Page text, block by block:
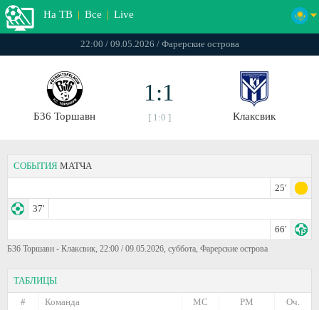
На ТВ | Все | Live
22:00 / 09.05.2026 / Фарерские острова
Б36 Торшавн
1:1
[ 1:0 ] Клаксвик
СОБЫТИЯ МАТЧА
25'
37'
66'
Б36 Торшавн - Клаксвик, 22:00 / 09.05.2026, суббота, Фарерские острова
ТАБЛИЦЫ
#
Команда Оч.
РМ
МС